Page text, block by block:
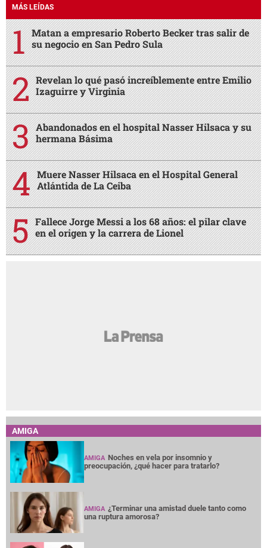
MÁS LEÍDAS
Matan a empresario Roberto Becker tras salir de
su negocio en San Pedro Sula
Revelan lo qué pasó increíblemente entre Emilio
Izaguirre y Virginia
Abandonados en el hospital Nasser Hilsaca y su
hermana Básima
Muere Nasser Hilsaca en el Hospital General
Atlántida de La Ceiba
Fallece Jorge Messi a los 68 años: el pilar clave
en el origen y la carrera de Lionel
AMIGA
AMIGA Noches en vela por insomnio y
preocupación, ¿qué hacer para tratarlo?
AMIGA ¿Terminar una amistad duele tanto como
una ruptura amorosa?